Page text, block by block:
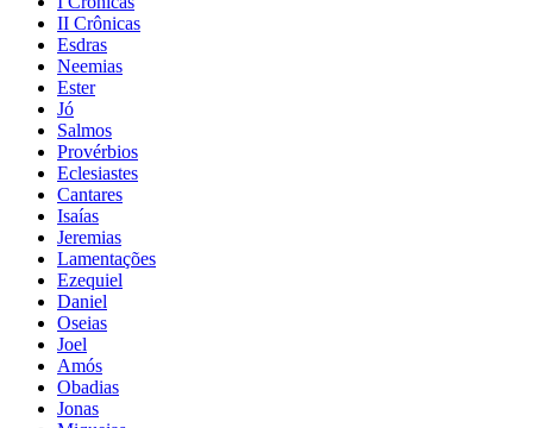
II Crônicas
Esdras
Neemias
Ester
Jó
Salmos
Provérbios
Eclesiastes
Cantares
Isaías
Jeremias
Lamentações
Ezequiel
Daniel
Oseias
Joel
Amós
Obadias
Jonas